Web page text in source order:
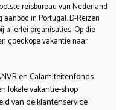
reisbureau van Nederland
in Portugal. D-Reizen
allerlei organisaties. Op die
goedkope vakantie naar
en Calamiteitenfonds
lokale vakantie-shop
van de klantenservice